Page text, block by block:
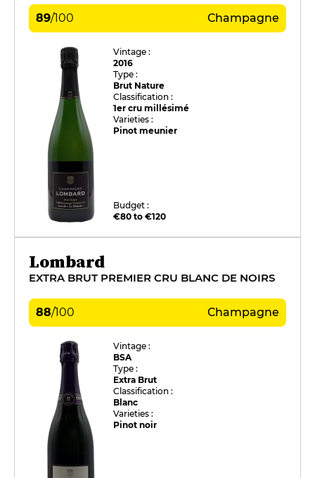
89/100 Champagne
Vintage :
2016
Type :
Brut Nature
Classification :
1er cru millésimé
Varieties :
Pinot meunier
Budget :
€80 to €120
Lombard
EXTRA BRUT PREMIER CRU BLANC DE NOIRS
88/100 Champagne
Vintage :
BSA
Type :
Extra Brut
Classification :
Blanc
Varieties :
Pinot noir